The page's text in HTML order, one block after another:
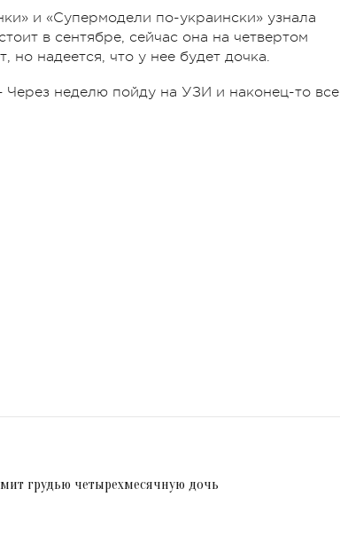
и «Супермодели по-украински» узнала
в сентябре, сейчас она на четвертом
но надеется, что у нее будет дочка.
Через неделю пойду на УЗИ и наконец-то все
грудью четырехмесячную дочь